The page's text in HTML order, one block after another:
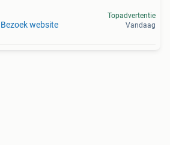
Bezoek website
Topadvertentie
Vandaag